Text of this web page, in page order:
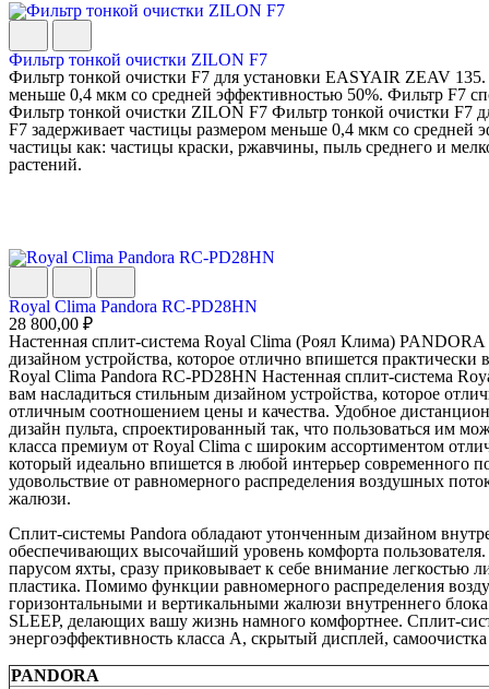
Фильтр тонкой очистки ZILON F7
Фильтр тонкой очистки F7 для установки EASYAIR ZEAV
меньше 0,4 мкм со средней эффективностью 50%. Фильтр F7
Фильтр тонкой очистки ZILON F7 Фильтр тонкой очистки F7
F7 задерживает частицы размером меньше 0,4 мкм со средней
частицы как: частицы краски, ржавчины, пыль среднего и
растений.
Royal Clima Pandora RC-PD28HN
28 800,00 ₽
Настенная сплит-система Royal Clima (Роял Клима)
дизайном устройства, которое отлично впишется
Royal Clima Pandora RC-PD28HN Настенная сплит-система
вам насладиться стильным дизайном устройства, которое
отличным соотношением цены и качества. Удобное
дизайн пульта, спроектированный так, что пользоваться им
класса премиум от Royal Clima с широким ассортиментом
который идеально впишется в любой интерьер современного
удовольствие от равномерного распределения воздушных
жалюзи.
Сплит-системы Pandora обладают утонченным дизайном
обеспечивающих высочайший уровень комфорта
парусом яхты, сразу приковывает к себе внимание
пластика. Помимо функции равномерного распределения
горизонтальными и вертикальными жалюзи внутреннего
SLEEP, делающих вашу жизнь намного комфортнее. Сплит-
энергоэффективность класса А, скрытый дисплей,
PANDORA